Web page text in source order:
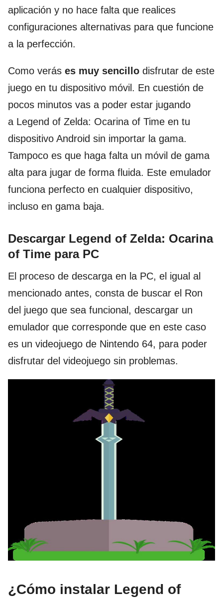
aplicación y no hace falta que realices
configuraciones alternativas para que funcione
a la perfección.
Como verás es muy sencillo disfrutar de este
juego en tu dispositivo móvil. En cuestión de
pocos minutos vas a poder estar jugando
a Legend of Zelda: Ocarina of Time en tu
dispositivo Android sin importar la gama.
Tampoco es que haga falta un móvil de gama
alta para jugar de forma fluida. Este emulador
funciona perfecto en cualquier dispositivo,
incluso en gama baja.
Descargar Legend of Zelda: Ocarina
of Time para PC
El proceso de descarga en la PC, el igual al
mencionado antes, consta de buscar el Ron
del juego que sea funcional, descargar un
emulador que corresponde que en este caso
es un videojuego de Nintendo 64, para poder
disfrutar del videojuego sin problemas.
¿Cómo instalar Legend of